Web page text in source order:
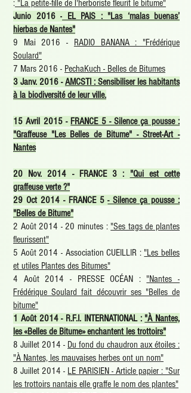
: "La petite-fille de l'herboriste fleurit le bitume"
Junio 2016 - EL PAIS : "Las ‘malas buenas’
hierbas de Nantes"
9 Mai 2016 - RADIO BANANA : "Frédérique
Soulard"
7 Mars 2016 - PechaKuch - Belles de Bitumes
3 Janv. 2016 -AMCSTI : Sensibiliser les habitants
à la biodiversité de leur ville.
15 Avril 2015 - FRANCE 5 - Silence ça pousse :
"Graffeuse "Les Belles de Bitume" - Street-Art -
Nantes
20 Nov. 2014 - FRANCE 3 : "Qui est cette
graffeuse verte ?"
29 Oct 2014 - FRANCE 5- Silence ça pousse :
"Belles de Bitume"
2 Août 2014 - 20 minutes :"Ses tags de plantes
fleurissent"
5 Août 2014 - Association CUEILLIR :"Les belles
et utiles Plantes des Bitumes"
4 Août 2014 - PRESSE OCÉAN :"Nantes -
Frédérique Soulard fait découvrir ses "Belles de
bitume"
1 Août 2014 - R.F.I. INTERNATIONAL : "À Nantes,
les «Belles de Bitume» enchantent les trottoirs"
8 Juillet 2014 - Du fond du chaudron aux étoiles :
"À Nantes, les mauvaises herbes ont un nom"
8 Juillet 2014 - LE PARISIEN - Article papier : "Sur
les trottoirs nantais elle graffe le nom des plantes"